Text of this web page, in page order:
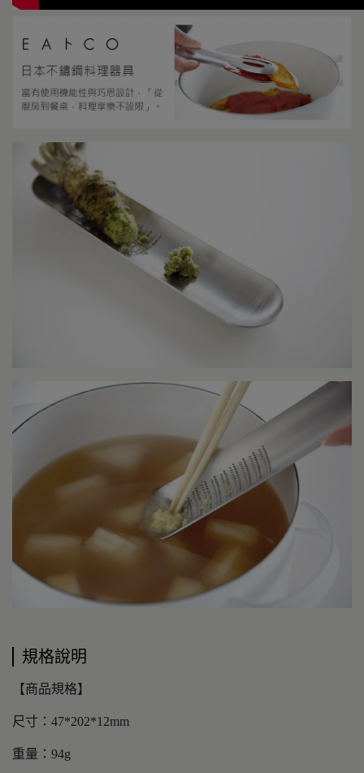
規格說明
【商品規格】
尺寸：47*202*12mm
重量：94g